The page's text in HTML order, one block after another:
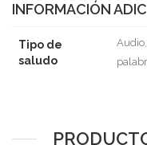
INFORMACIÓN
Tipo de
saludo